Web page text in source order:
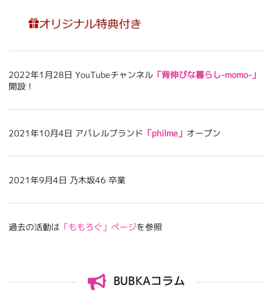
2022年1月28日 YouTubeチャンネル 「背伸びな暮らし-momo-」
開設！
2021年10月4日 アパレルブランド 「philme」 オープン
2021年9月4日 乃木坂46 卒業
過去の活動は 「ももろぐ」ページを参照
BUBKAコラム